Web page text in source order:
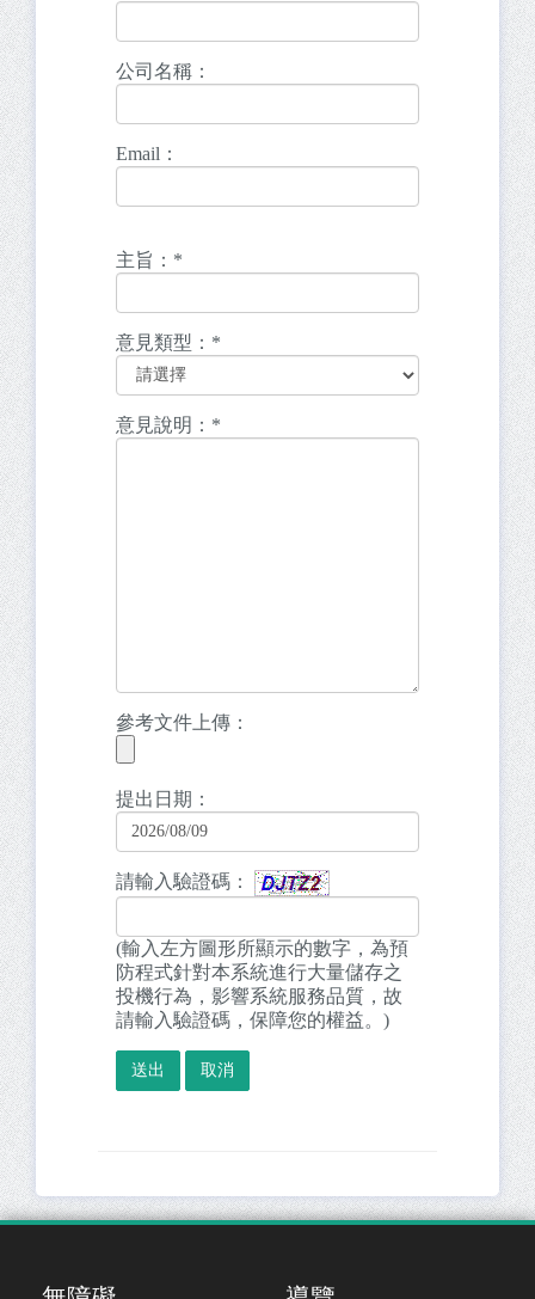
公司名稱：
Email：
主旨： *
意見類型： *
意見說明： *
參考文件上傳：
提出日期：
2026/08/09
請輸入驗證碼：
(輸入左方圖形所顯示的數字，為預
防程式針對本系統進行大量儲存之
投機行為，影響系統服務品質，故
請輸入驗證碼，保障您的權益。)